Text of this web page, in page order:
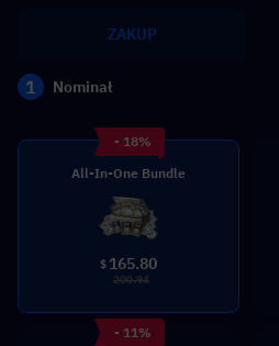
ZAKUP
1 Nominał
- 18%
All-In-One Bundle
$ 165.80
200.94
- 11%